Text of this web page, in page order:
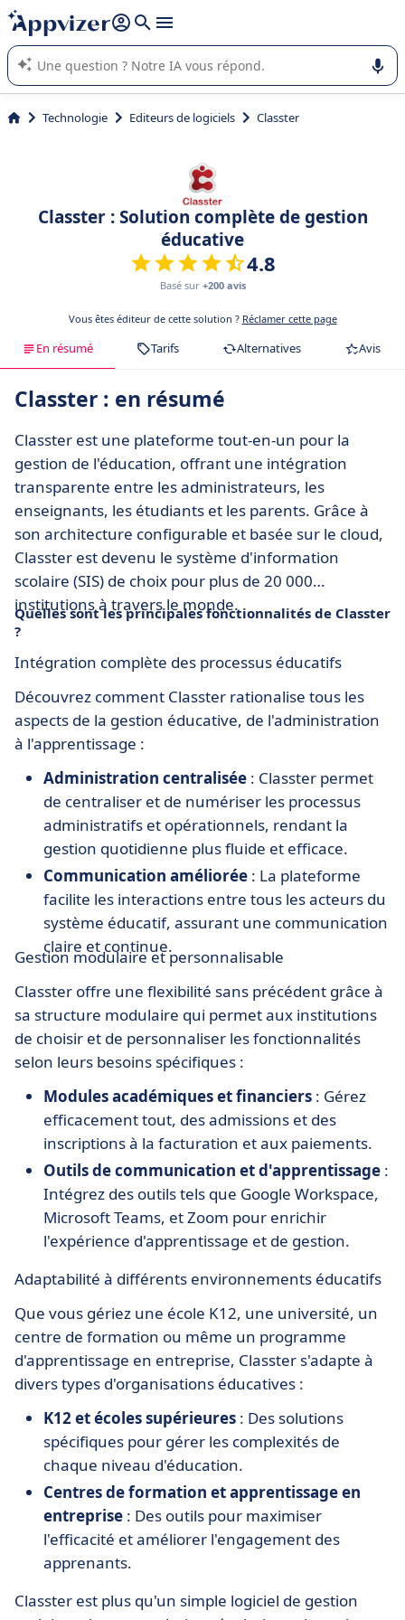
répondre (plusieurs lignes avec
L'IA de Appvizer vous guide dans l'utilisation ou la sélection de
logiciel SaaS en entreprise.
Technologie Editeurs de logiciels Classter
Classter : Solution complète de gestion
éducative
4.8
Basé sur +200 avis
Vous êtes éditeur de cette solution ? Réclamer cette page
En résumé Tarifs Alternatives Avis
Classter : en résumé
Classter est une plateforme tout-en-un pour la
gestion de l'éducation, offrant une intégration
transparente entre les administrateurs, les
enseignants, les étudiants et les parents. Grâce à
son architecture configurable et basée sur le cloud,
Classter est devenu le système d'information
scolaire (SIS) de choix pour plus de 20 000
institutions à travers le monde.
Quelles sont les principales fonctionnalités de Classter
?
Intégration complète des processus éducatifs
Découvrez comment Classter rationalise tous les
aspects de la gestion éducative, de l'administration
à l'apprentissage :
Administration centralisée : Classter permet
de centraliser et de numériser les processus
administratifs et opérationnels, rendant la
gestion quotidienne plus fluide et efficace.
Communication améliorée : La plateforme
facilite les interactions entre tous les acteurs du
système éducatif, assurant une communication
claire et continue.
Gestion modulaire et personnalisable
Classter offre une flexibilité sans précédent grâce à
sa structure modulaire qui permet aux institutions
de choisir et de personnaliser les fonctionnalités
selon leurs besoins spécifiques :
Modules académiques et financiers : Gérez
efficacement tout, des admissions et des
inscriptions à la facturation et aux paiements.
Outils de communication et d'apprentissage :
Intégrez des outils tels que Google Workspace,
Microsoft Teams, et Zoom pour enrichir
l'expérience d'apprentissage et de gestion.
Adaptabilité à différents environnements éducatifs
Que vous gériez une école K12, une université, un
centre de formation ou même un programme
d'apprentissage en entreprise, Classter s'adapte à
divers types d'organisations éducatives :
K12 et écoles supérieures : Des solutions
spécifiques pour gérer les complexités de
chaque niveau d'éducation.
Centres de formation et apprentissage en
entreprise : Des outils pour maximiser
l'efficacité et améliorer l'engagement des
apprenants.
Classter est plus qu'un simple logiciel de gestion